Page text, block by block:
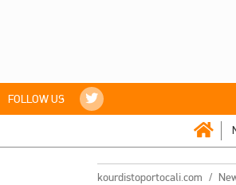
FOLLOW US
kourdistoportocali.com